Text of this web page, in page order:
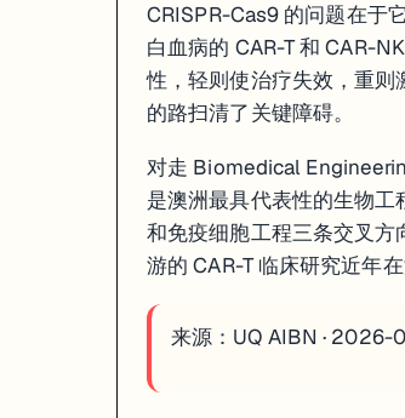
CRISPR-Cas9 的问题在于
白血病的 CAR-T 和 CAR-
性，轻则使治疗失效，重
的路扫清了关键障碍。
对走 Biomedical
是澳洲最具代表性的生物工
和免疫细胞工程三条交叉方
游的 CAR-T 临床研究近年
来源： UQ AIBN · 2026-